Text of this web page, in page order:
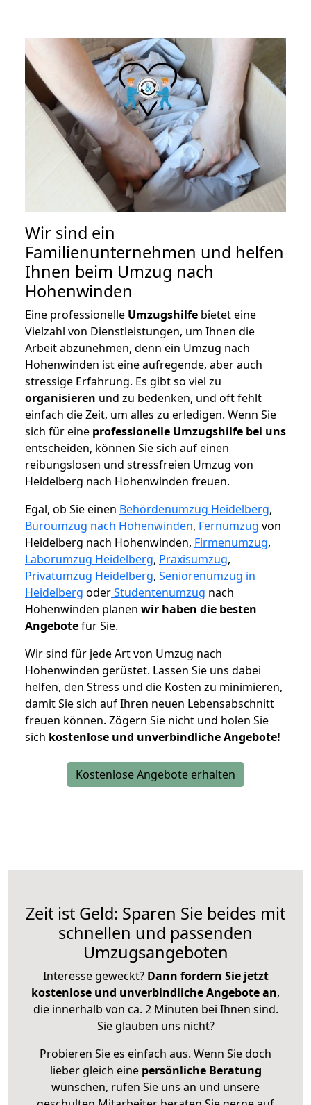
Wir sind ein
Familienunternehmen und helfen
Ihnen beim Umzug nach
Hohenwinden
Eine professionelle Umzugshilfe bietet eine
Vielzahl von Dienstleistungen, um Ihnen die
Arbeit abzunehmen, denn ein Umzug nach
Hohenwinden ist eine aufregende, aber auch
stressige Erfahrung. Es gibt so viel zu
organisieren und zu bedenken, und oft fehlt
einfach die Zeit, um alles zu erledigen. Wenn Sie
sich für eine professionelle Umzugshilfe bei uns
entscheiden, können Sie sich auf einen
reibungslosen und stressfreien Umzug von
Heidelberg nach Hohenwinden freuen.
Egal, ob Sie einen Behördenumzug Heidelberg,
Büroumzug nach Hohenwinden, Fernumzug von
Heidelberg nach Hohenwinden, Firmenumzug,
Laborumzug Heidelberg, Praxisumzug,
Privatumzug Heidelberg, Seniorenumzug in
Heidelberg oderStudentenumzug nach
Hohenwinden planen wir haben die besten
Angebotefür Sie.
Wir sind für jede Art von Umzug nach
Hohenwinden gerüstet. Lassen Sie uns dabei
helfen, den Stress und die Kosten zu minimieren,
damit Sie sich auf Ihren neuen Lebensabschnitt
freuen können. Zögern Sie nicht und holen Sie
sich kostenlose und unverbindliche Angebote!
Kostenlose Angebote erhalten
Zeit ist Geld: Sparen Sie beides mit
schnellen und passenden
Umzugsangeboten
Interesse geweckt? Dann fordern Sie jetzt
kostenlose und unverbindliche Angebote an,
die innerhalb von ca. 2 Minuten bei Ihnen sind.
Sie glauben uns nicht?
Probieren Sie es einfach aus. Wenn Sie doch
lieber gleich eine persönliche Beratung
wünschen, rufen Sie uns an und unsere